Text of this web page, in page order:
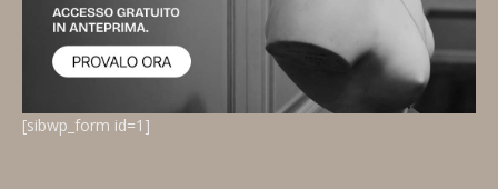
[sibwp_form id=1]